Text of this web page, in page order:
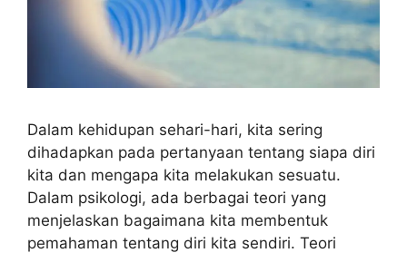
Dalam kehidupan sehari-hari, kita sering
dihadapkan pada pertanyaan tentang siapa diri
kita dan mengapa kita melakukan sesuatu.
Dalam psikologi, ada berbagai teori yang
menjelaskan bagaimana kita membentuk
pemahaman tentang diri kita sendiri. Teori